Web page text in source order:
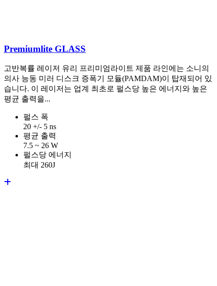
Premiumlite GLASS
고반복률 레이저 유리 프리미엄라이트 제품 라인에는 소니의
의사 능동 미러 디스크 증폭기 모듈(PAMDAM)이 탑재되어 있
습니다. 이 레이저는 업계 최초로 펄스당 높은 에너지와 높은
평균 출력을...
펄스 폭
20 +/- 5 ns
평균 출력
7.5 ~ 26 W
펄스당 에너지
최대 260J